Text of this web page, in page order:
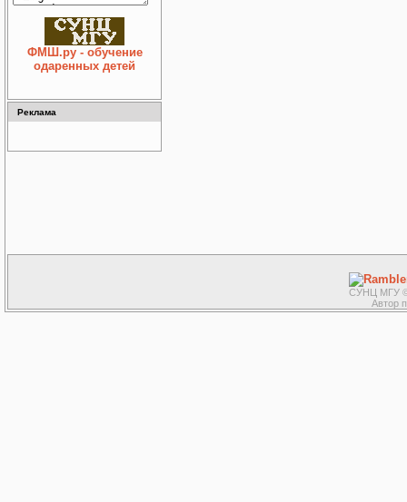
ФМШ.ру - обучение
одаренных детей
Реклама
СУНЦ МГУ ©
Автор